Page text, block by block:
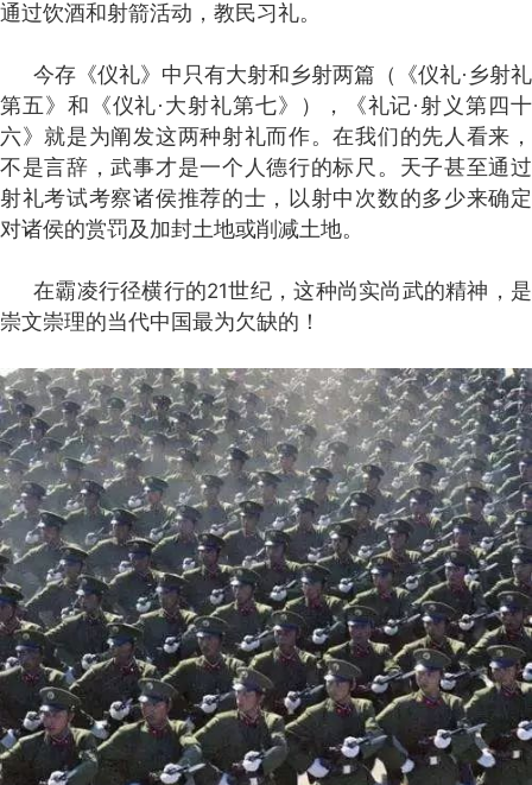
通过饮酒和射箭活动，教民习礼。
今存《仪礼》中只有大射和乡射两篇（《仪礼·乡射礼
第五》和《仪礼·大射礼第七》），《礼记·射义第四十
六》就是为阐发这两种射礼而作。在我们的先人看来，
不是言辞，武事才是一个人德行的标尺。天子甚至通过
射礼考试考察诸侯推荐的士，以射中次数的多少来确定
对诸侯的赏罚及加封土地或削减土地。
在霸凌行径横行的21世纪，这种尚实尚武的精神，是
崇文崇理的当代中国最为欠缺的！